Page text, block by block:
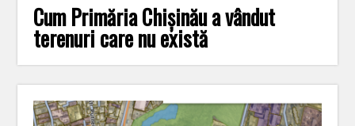
Cum Primăria Chișinău a vândut
terenuri care nu există